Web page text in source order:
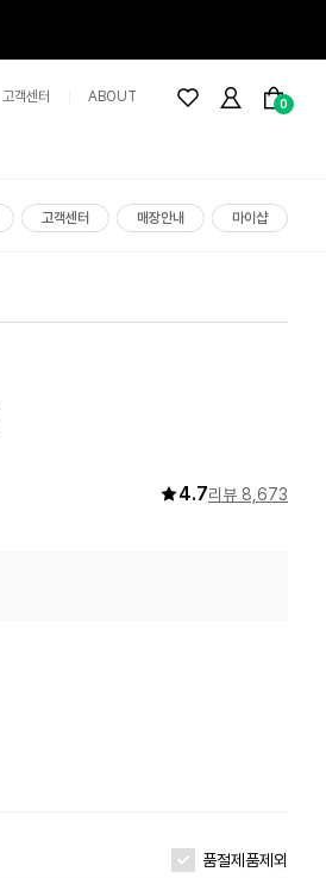
고객센터 ABOUT 0
고객센터 매장안내 마이샵
4.7리뷰 8,673
품절제품제외